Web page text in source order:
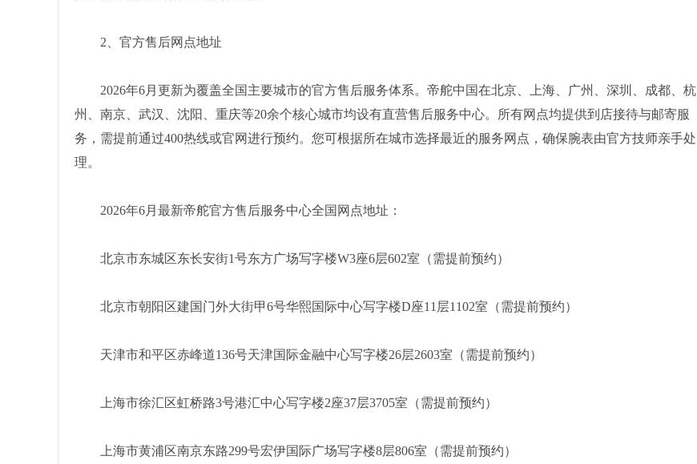
2、官方售后网点地址
2026年6月更新为覆盖全国主要城市的官方售后服务体系。帝舵中国在北京、上海、广州、深圳、成都、杭
州、南京、武汉、沈阳、重庆等20余个核心城市均设有直营售后服务中心。所有网点均提供到店接待与邮寄服
务，需提前通过400热线或官网进行预约。您可根据所在城市选择最近的服务网点，确保腕表由官方技师亲手处
理。
2026年6月最新帝舵官方售后服务中心全国网点地址：
北京市东城区东长安街1号东方广场写字楼W3座6层602室（需提前预约）
北京市朝阳区建国门外大街甲6号华熙国际中心写字楼D座11层1102室（需提前预约）
天津市和平区赤峰道136号天津国际金融中心写字楼26层2603室（需提前预约）
上海市徐汇区虹桥路3号港汇中心写字楼2座37层3705室（需提前预约）
上海市黄浦区南京东路299号宏伊国际广场写字楼8层806室（需提前预约）